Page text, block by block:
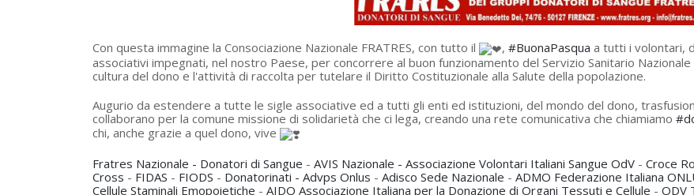
Con questa immagine la Consociazione Nazionale FRATRES, con tutto il , #BuonaPasqua a tutti i volontari,
associativi impegnati, nel nostro Paese, per concorrere al buon funzionamento del Servizio Sanitario Nazionale
cultura del dono e l'attività di raccolta per tutelare il Diritto Costituzionale alla Salute della popolazione.
Augurio da estendere a tutte le sigle associative ed a tutti gli enti ed istituzioni, del mondo del dono,
collaborano per la comune missione di solidarietà che ci lega, creando una rete comunicativa che chiamiamo
chi, anche grazie a quel dono, vive
Fratres Nazionale - Donatori di Sangue - AVIS Nazionale - Associazione Volontari Italiani Sangue OdV - Croce
Cross - FIDAS - FIODS - Donatorinati - Advps Onlus - Adisco Sede Nazionale - ADMO Federazione Italiana
Cellule Staminali Emopoietiche - AIDO Associazione Italiana per la Donazione di Organi Tessuti e Cellule - ODV